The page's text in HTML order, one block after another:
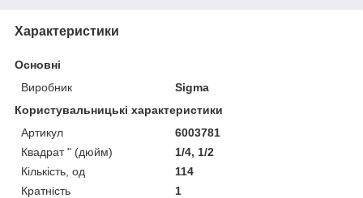
Характеристики
Основні
Виробник
Sigma
Користувальницькі характеристики
Артикул
6003781
Квадрат " (дюйм)
1/4, 1/2
Кількість, од
114
Кратність
1